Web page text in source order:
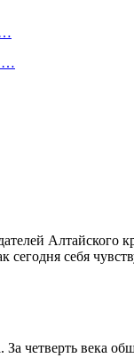
Алтайского
сегодня себя
четверть века